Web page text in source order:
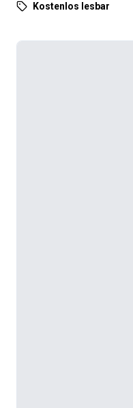
Kostenlos lesbar